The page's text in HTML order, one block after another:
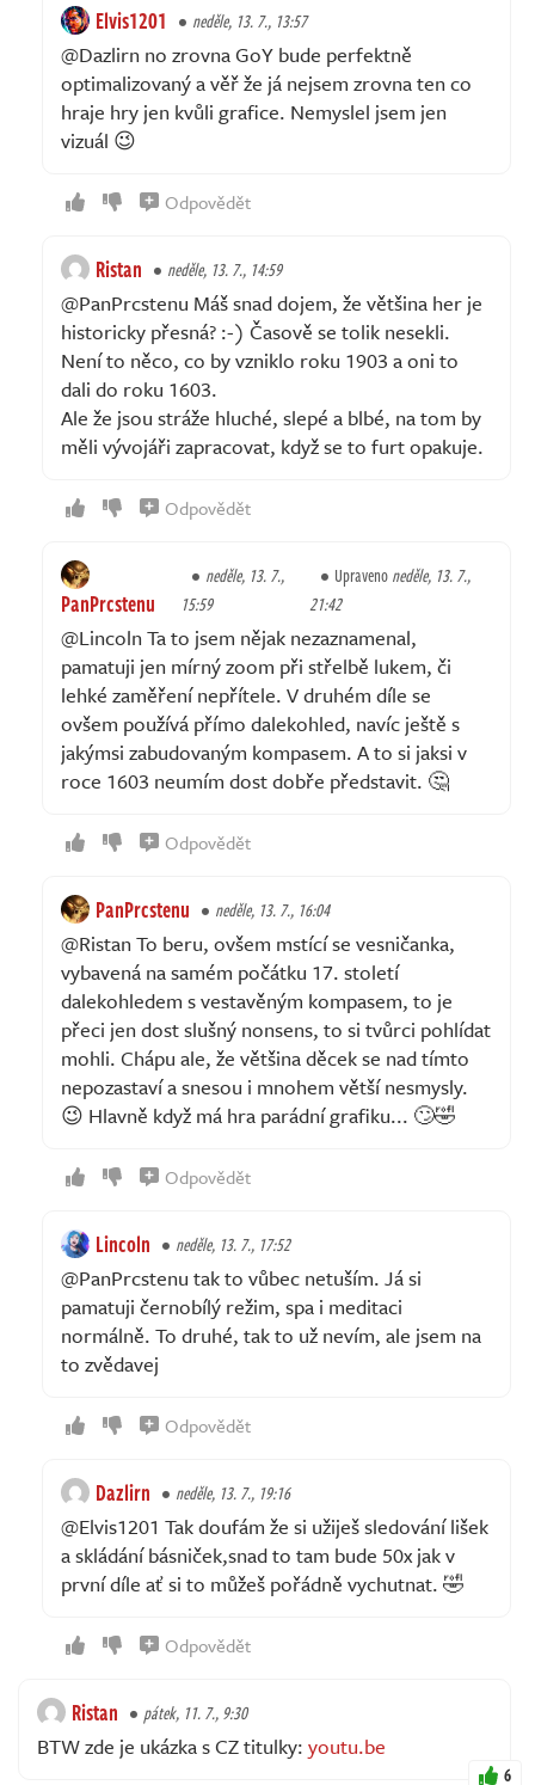
Elvis1201 neděle, 13. 7., 13:57
@Dazlirn no zrovna GoY bude perfektně
optimalizovaný a věř že já nejsem zrovna ten co
hraje hry jen kvůli grafice. Nemyslel jsem jen
vizuál 😉
Odpovědět
Ristan neděle, 13. 7., 14:59
@PanPrcstenu Máš snad dojem, že většina her je
historicky přesná? :-) Časově se tolik nesekli.
Není to něco, co by vzniklo roku 1903 a oni to
dali do roku 1603.
Ale že jsou stráže hluché, slepé a blbé, na tom by
měli vývojáři zapracovat, když se to furt opakuje.
Odpovědět
PanPrcstenu
neděle, 13. 7.,
15:59
Upravenoneděle, 13. 7.,
21:42
@Lincoln Ta to jsem nějak nezaznamenal,
pamatuji jen mírný zoom při střelbě lukem, či
lehké zaměření nepřítele. V druhém díle se
ovšem používá přímo dalekohled, navíc ještě s
jakýmsi zabudovaným kompasem. A to si jaksi v
roce 1603 neumím dost dobře představit. 🤔
Odpovědět
PanPrcstenu neděle, 13. 7., 16:04
@Ristan To beru, ovšem mstící se vesničanka,
vybavená na samém počátku 17. století
dalekohledem s vestavěným kompasem, to je
přeci jen dost slušný nonsens, to si tvůrci pohlídat
mohli. Chápu ale, že většina děcek se nad tímto
nepozastaví a snesou i mnohem větší nesmysly.
😉 Hlavně když má hra parádní grafiku... 🙄🤣
Odpovědět
Lincoln neděle, 13. 7., 17:52
@PanPrcstenu tak to vůbec netuším. Já si
pamatuji černobílý režim, spa i meditaci
normálně. To druhé, tak to už nevím, ale jsem na
to zvědavej
Odpovědět
Dazlirn neděle, 13. 7., 19:16
@Elvis1201 Tak doufám že si užiješ sledování lišek
a skládání básniček,snad to tam bude 50x jak v
první díle ať si to můžeš pořádně vychutnat. 🤣
Odpovědět
Ristan pátek, 11. 7., 9:30
BTW zde je ukázka s CZ titulky: youtu.be
6